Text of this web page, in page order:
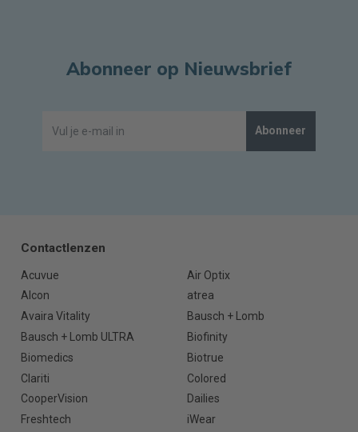
Abonneer op Nieuwsbrief
Abonneer
Contactlenzen
Acuvue
Air Optix
Alcon
atrea
Avaira Vitality
Bausch + Lomb
Bausch + Lomb ULTRA
Biofinity
Biomedics
Biotrue
Clariti
Colored
CooperVision
Dailies
Freshtech
iWear